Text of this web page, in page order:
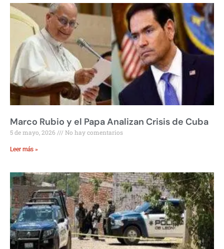
Marco Rubio y el Papa Analizan Crisis de Cuba
5 de mayo, 2026 No hay comentarios
Leer más »